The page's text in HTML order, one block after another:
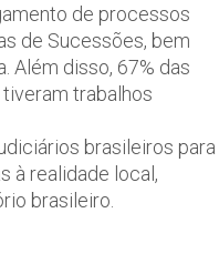
de processos
de Sucessões, bem
Além disso, 67% das
trabalhos
brasileiros para
à realidade local,
brasileiro.